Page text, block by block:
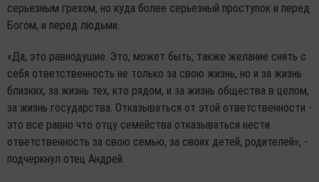
серьезным грехом, но куда более серьезный проступок и перед
Богом, и перед людьми.
«Да, это равнодушие. Это, может быть, также желание снять с
себя ответственность не только за свою жизнь, но и за жизнь
близких, за жизнь тех, кто рядом, и за жизнь общества в целом,
за жизнь государства. Отказываться от этой ответственности -
это все равно что отцу семейства отказываться нести
ответственность за свою семью, за своих детей, родителей», -
подчеркнул отец Андрей.